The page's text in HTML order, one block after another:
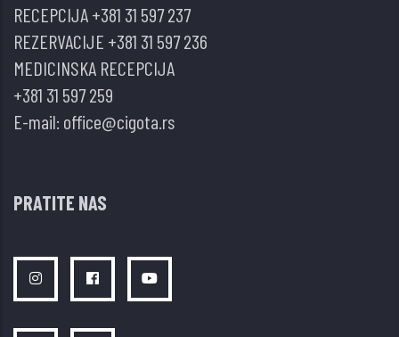
TKIVA,
NASTANAK
GOJAZNOSTI
DIJABETESA
RECEPCIJA+381 31 597 237
REZERVACIJE +381 31 597 236
MEDICINSKA RECEPCIJA
+381 31 597 259
E-mail: office@cigota.rs
PRATITE NAS